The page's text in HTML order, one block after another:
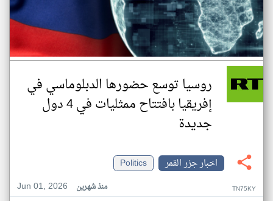
روسيا توسع حضورها الدبلوماسي في
إفريقيا بافتتاح ممثليات في 4 دول
جديدة
اخبار جزر القمر
Politics
Jun 01, 2026
منذ شهرين TN75KY